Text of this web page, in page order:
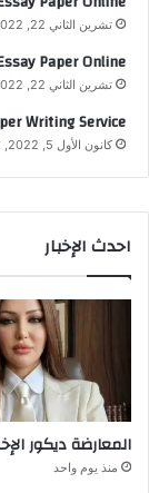
تشرين الثاني 22, 2022, 9:53 م
Paper Online
تشرين الثاني 22, 2022, 9:57 م
Writing Service
كانون الأول 5, 2022, 3:02 م
احدث الإخبار
المعارضة ديكور
منذ يوم واحد